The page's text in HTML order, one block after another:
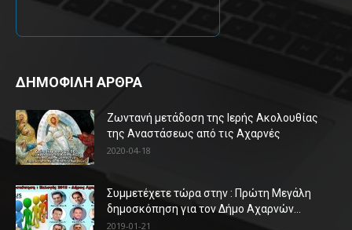
ΔΗΜΟΦΙΛΗ ΑΡΘΡΑ
Ζωντανή μετάδοση της Ιερής Ακολουθίας
της Αναστάσεως από τις Αχαρνές
2020-04-18
Συμμετέχετε τώρα στην : Πρώτη Μεγάλη
δημοσκόπηση για τον Δήμο Αχαρνών...
2019-01-21